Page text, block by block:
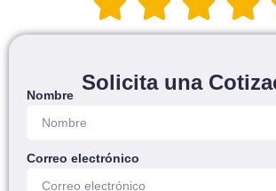
Solicita una
Nombre
Correo electrónico